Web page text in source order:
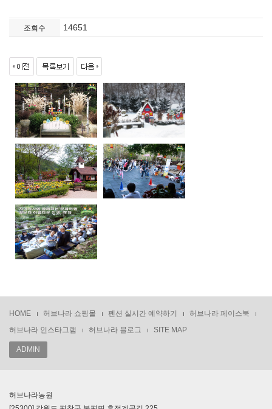
조회수 14651
HOME 허브나라 쇼핑몰 펜션 실시간 예약하기
허브나라 페이스북
허브나라 인스타그램
허브나라 블로그 SITE MAP
ADMIN
허브나라농원